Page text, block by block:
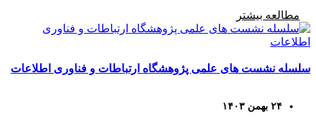
مطالعه بیشتر
سلسله نشست های علمی پژوهشگاه ارتباطات و فناوری اطلاعات
۲۴ بهمن ۱۴۰۳